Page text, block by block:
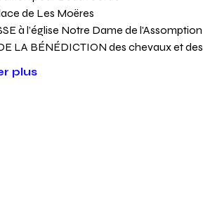
de Les Moëres
à l’église Notre Dame de l'Assomption
LA BÉNÉDICTION des chevaux et
plus